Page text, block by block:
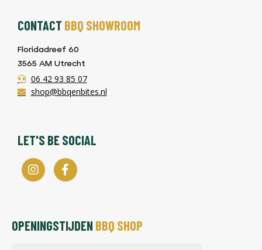
CONTACT BBQ SHOWROOM
Floridadreef 60
3565 AM Utrecht
06 42 93 85 07
shop@bbqenbites.nl
LET'S BE SOCIAL
OPENINGSTIJDENBBQ SHOP